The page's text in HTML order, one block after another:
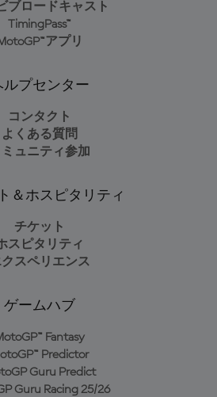
ブロードキャスト
TimingPass™
アプリ
ルプセンター
コンタクト
よくある質問
ミュニティ参加
＆ホスピタリティ
チケット
スピタリティ
クスペリエンス
ゲームハブ
Fantasy
Predictor
Guru Predict
Guru Racing 25/26